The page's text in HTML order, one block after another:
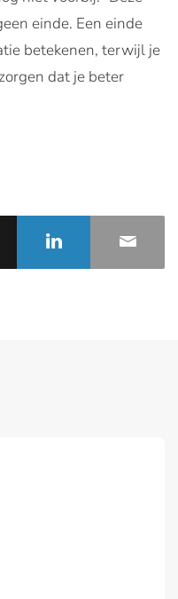
einde. Een einde
betekenen, terwijl je
dat je beter